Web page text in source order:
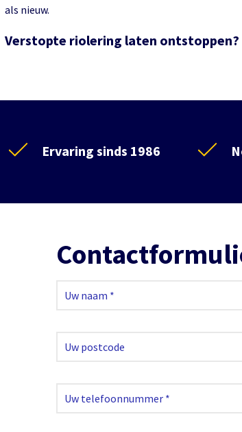
als nieuw.
Verstopte riolering laten ontstoppen?
Ervaring sinds 1986